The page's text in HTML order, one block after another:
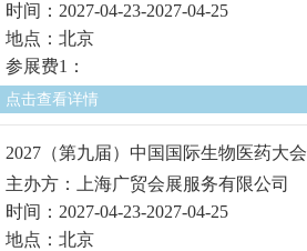
时间：2027-04-23-2027-04-25
地点：北京
参展费1：
点击查看详情
2027（第九届）中国国际生物医药大
主办方：上海广贸会展服务有限公司
时间：2027-04-23-2027-04-25
地点：北京